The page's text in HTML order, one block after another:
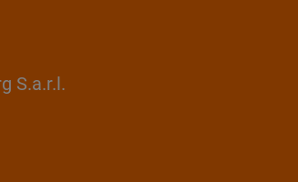
S.a.r.l.